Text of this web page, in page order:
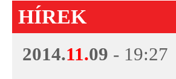
HÍREK
2014.11.09 - 19:27